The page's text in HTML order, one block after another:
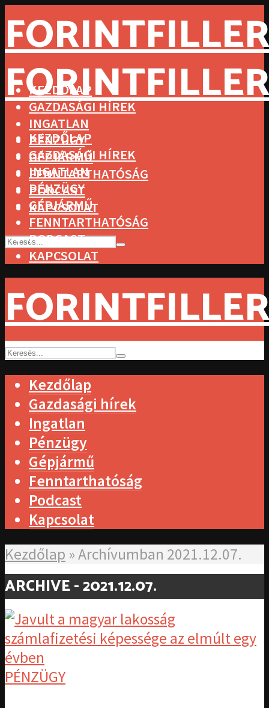
KEZDŐLAP
GAZDASÁGI HÍREK
INGATLAN
PÉNZÜGY
GÉPJÁRMŰ
FENNTARTHATÓSÁG
PODCAST
KAPCSOLAT
KEZDŐLAP
GAZDASÁGI HÍREK
INGATLAN
PÉNZÜGY
GÉPJÁRMŰ
FENNTARTHATÓSÁG
PODCAST
KAPCSOLAT
Kezdőlap
Gazdasági hírek
Ingatlan
Pénzügy
Gépjármű
Fenntarthatóság
Podcast
Kapcsolat
Kezdőlap »Archívumban 2021.12.07.
ARCHIVE - 2021.12.07.
PÉNZÜGY